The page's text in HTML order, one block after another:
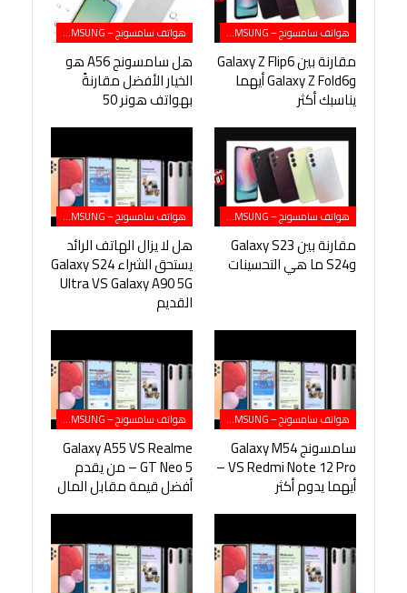
هواتف سامسونج – SAMSUNG
مقارنة بين Galaxy Z Flip6
وGalaxy Z Fold6 أيهما
يناسبك أكثر
هواتف سامسونج – SAMSUNG
هل سامسونج A56 هو
الخيار الأفضل مقارنةً
بهواتف هونر 50
هواتف سامسونج – SAMSUNG
مقارنة بين Galaxy S23
وS24 ما هي التحسينات
هواتف سامسونج – SAMSUNG
هل لا يزال الهاتف الرائد
يستحق الشراء Galaxy S24
Ultra VS Galaxy A90 5G
القديم
هواتف سامسونج – SAMSUNG
سامسونج Galaxy M54
VS Redmi Note 12 Pro –
أيهما يدوم أكثر
هواتف سامسونج – SAMSUNG
Galaxy A55 VS Realme
GT Neo 5 – من يقدم
أفضل قيمة مقابل المال